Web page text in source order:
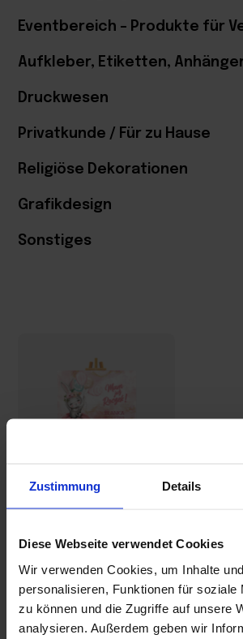
Zustimmung Details
Diese Webseite verwendet Cookies
Wir verwenden Cookies, um Inhalte
personalisieren, Funktionen für soziale
zu können und die Zugriffe auf unsere
analysieren. Außerdem geben wir
Eventbereich – Produkte für
Aufkleber, Etiketten,
Druckwesen
Privatkunde / Für zu Hause
Religiöse Dekorationen
Grafikdesign
Sonstiges
Tafel für den